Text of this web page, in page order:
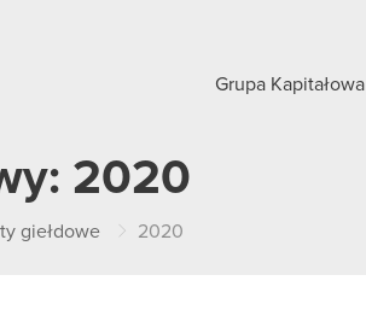
Grupa Kapitałowa
2020
giełdowe 2020